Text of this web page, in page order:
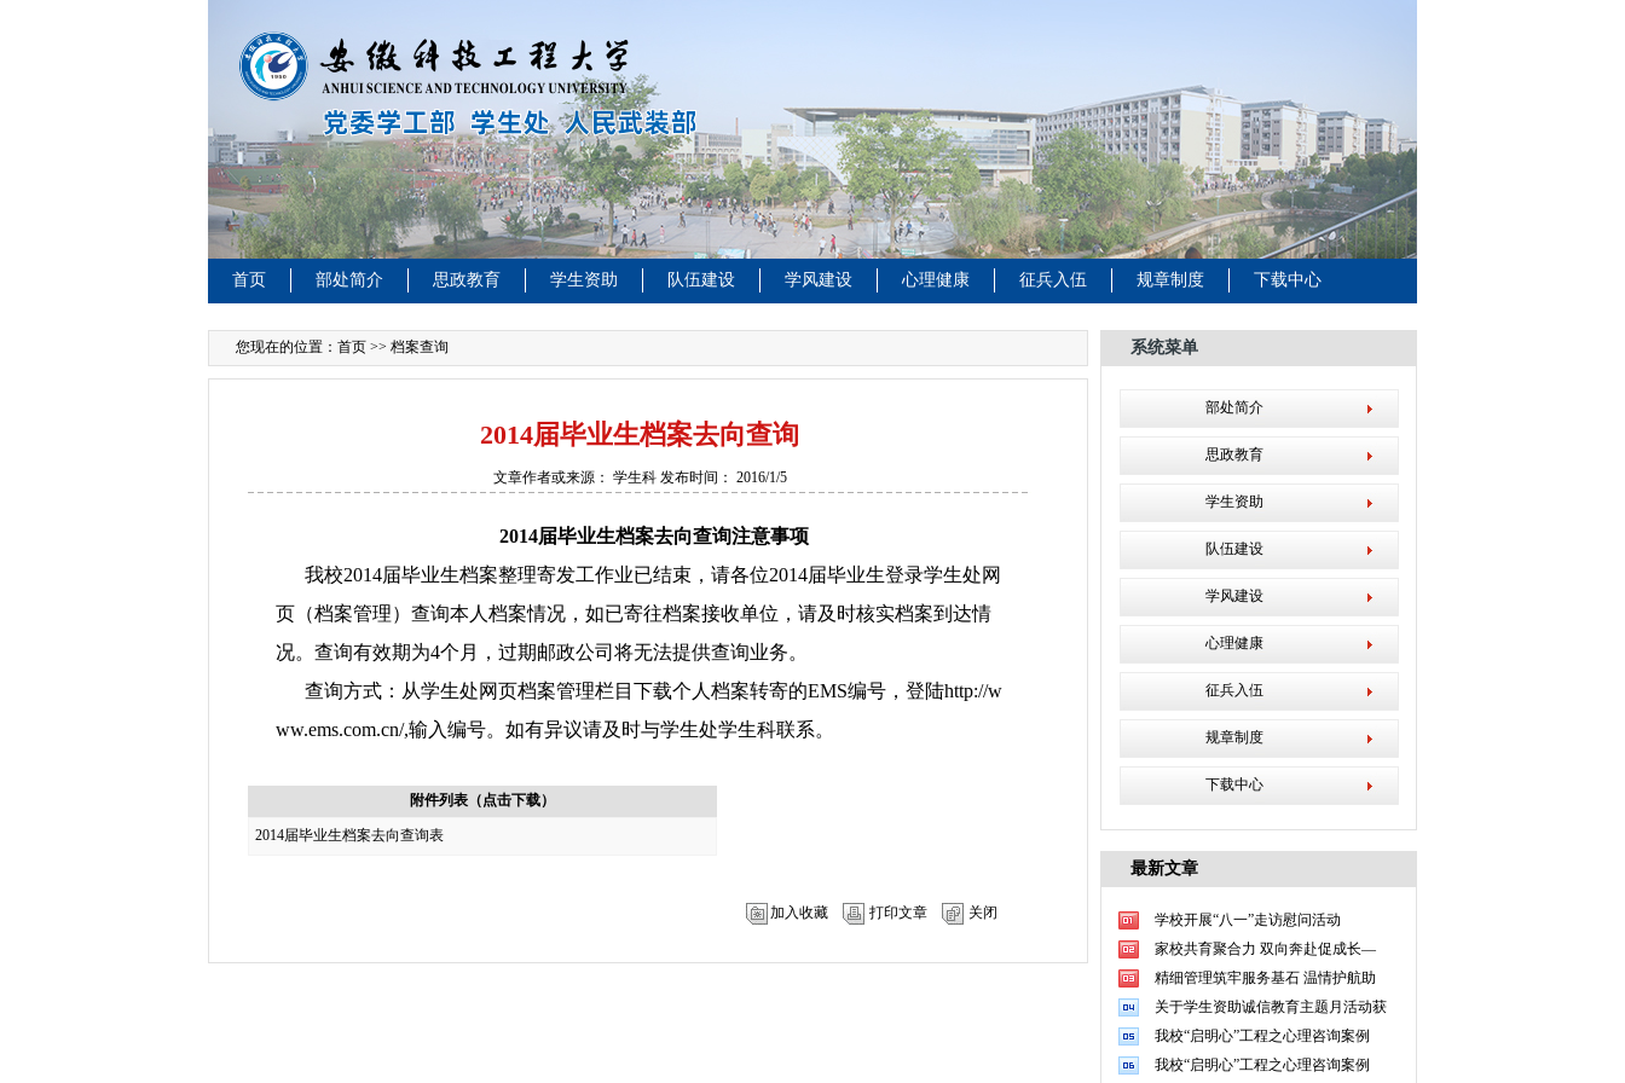
首页 部处简介 思政教育 学生资助 队伍建设 学风建设 心理健康 征兵入伍 规章制度 下载中心
您现在的位置： 首页 >> 档案查询
2014届毕业生档案去向查询
文章作者或来源： 学生科发布时间： 2016/1/5
2014届毕业生档案去向查询注意事项
我校2014届毕业生档案整理寄发工作业已结束，请各位2014届毕业生登录学生处网
页（档案管理）查询本人档案情况，如已寄往档案接收单位，请及时核实档案到达情
况。查询有效期为4个月，过期邮政公司将无法提供查询业务。
查询方式：从学生处网页档案管理栏目下载个人档案转寄的EMS编号，登陆http://w
ww.ems.com.cn/,输入编号。如有异议请及时与学生处学生科联系。
附件列表（点击下载）
2014届毕业生档案去向查询表
加入收藏 打印文章 关闭
系统菜单
部处简介
思政教育
学生资助
队伍建设
学风建设
心理健康
征兵入伍
规章制度
下载中心
最新文章
学校开展“八一”走访慰问活动
家校共育聚合力 双向奔赴促成长—
精细管理筑牢服务基石 温情护航助
关于学生资助诚信教育主题月活动获
我校“启明心”工程之心理咨询案例
我校“启明心”工程之心理咨询案例